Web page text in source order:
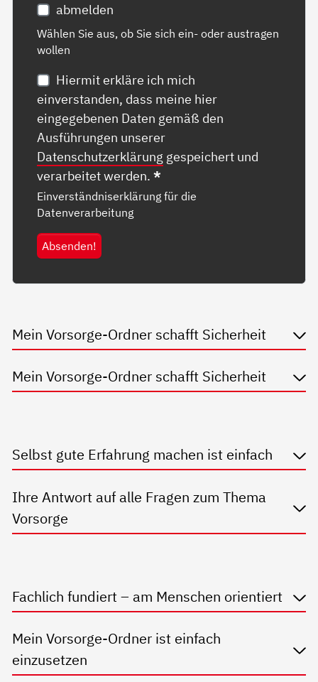
abmelden
Wählen Sie aus, ob Sie sich ein- oder austragen
wollen
Hiermit erkläre ich mich
einverstanden, dass meine hier
eingegebenen Daten gemäß den
Ausführungen unserer
Datenschutzerklärung gespeichert und
verarbeitet werden.*
Einverständniserklärung für die
Datenverarbeitung
Absenden!
Mein Vorsorge-Ordner schafft Sicherheit
Mein Vorsorge-Ordner schafft Sicherheit
Selbst gute Erfahrung machen ist einfach
Ihre Antwort auf alle Fragen zum Thema
Vorsorge
Fachlich fundiert – am Menschen orientiert
Mein Vorsorge-Ordner ist einfach
einzusetzen